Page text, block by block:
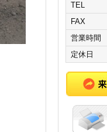
TEL
FAX
営業時間
定休日